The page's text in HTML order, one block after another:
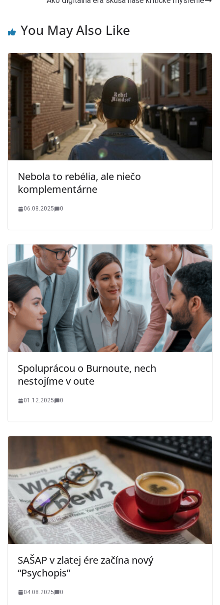
You May Also Like
Nebola to rebélia, ale niečo
komplementárne
06.08.2025 0
Spoluprácou o Burnoute, nech
nestojíme v oute
01.12.2025 0
SAŠAP v zlatej ére začína nový
“Psychopis”
04.08.2025 0